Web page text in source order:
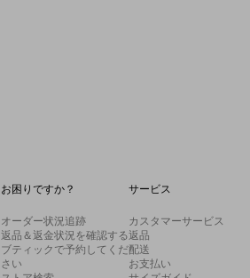
お困りですか？
オーダー状況追跡
返品＆返金状況を確認する
ブティックで予約してくだ
さい
サービス
カスタマーサービス
返品
配送
お支払い